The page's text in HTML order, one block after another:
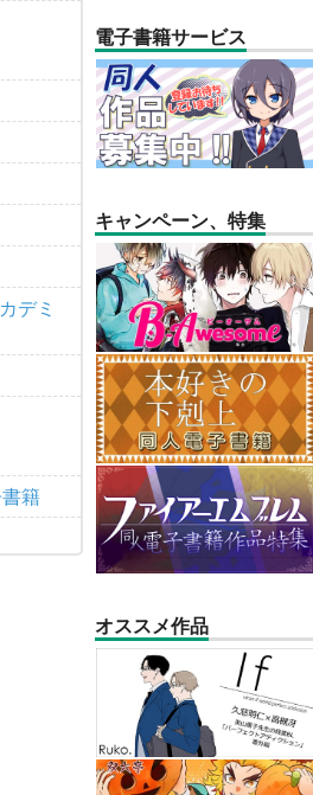
デミ
籍
電子書籍サービス
キャンペーン、特集
オススメ作品